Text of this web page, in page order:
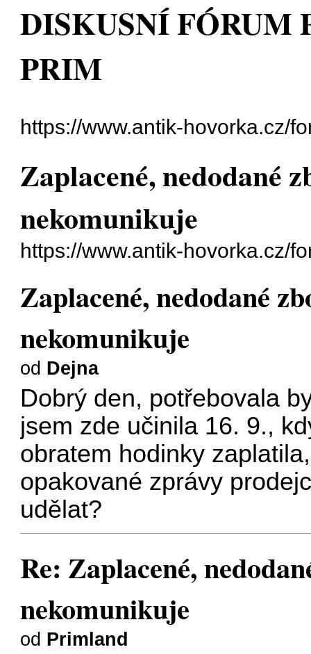
DISKUSNÍ FÓRUM
PRIM
https://www.antik-hovorka.cz/
Zaplacené, nedodané
nekomunikuje
https://www.antik-hovorka.cz/
Zaplacené, nedodané
nekomunikuje
od Dejna
Dobrý den, potřebovala
jsem zde učinila 16. 9.,
obratem hodinky
opakované zprávy
udělat?
Re: Zaplacené,
nekomunikuje
od Primland